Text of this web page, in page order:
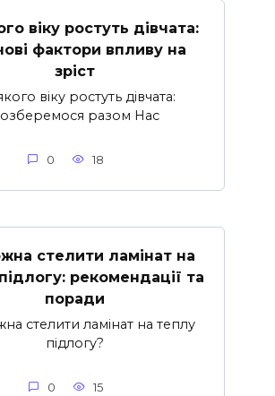
віку ростуть дівчата:
фактори впливу на
зріст
віку ростуть дівчата:
разом Нас
0 18
стелити ламінат на
рекомендації та
поради
стелити ламінат на теплу
підлогу?
0 15